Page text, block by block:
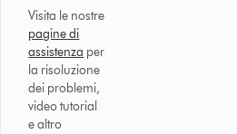
Visita le nostre
pagine di
assistenza per
la risoluzione
dei problemi,
video tutorial
e altro